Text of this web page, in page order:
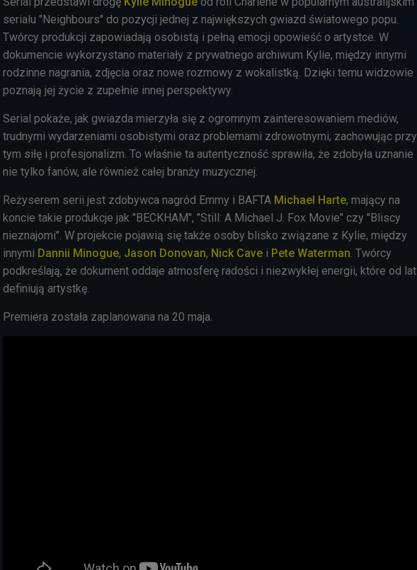
serialu "Neighbours" do pozycji jednej z największych gwiazd światowego popu.
Twórcy produkcji zapowiadają osobistą i pełną emocji opowieść o artystce. W
dokumencie wykorzystano materiały z prywatnego archiwum Kylie, między innymi
rodzinne nagrania, zdjęcia oraz nowe rozmowy z wokalistką. Dzięki temu widzowie
poznają jej życie z zupełnie innej perspektywy.
Serial pokaże, jak gwiazda mierzyła się z ogromnym zainteresowaniem mediów,
trudnymi wydarzeniami osobistymi oraz problemami zdrowotnymi, zachowując przy
tym siłę i profesjonalizm. To właśnie ta autentyczność sprawiła, że zdobyła uznanie
nie tylko fanów, ale również całej branży muzycznej.
Reżyserem serii jest zdobywca nagród Emmy i BAFTA Michael Harte, mający na
koncie takie produkcje jak "BECKHAM", "Still: A Michael J. Fox Movie" czy "Bliscy
nieznajomi". W projekcie pojawią się także osoby blisko związane z Kylie, między
innymi Dannii Minogue, Jason Donovan, Nick Cave i Pete Waterman. Twórcy
podkreślają, że dokument oddaje atmosferę radości i niezwykłej energii, które od lat
definiują artystkę.
Premiera została zaplanowana na 20 maja.